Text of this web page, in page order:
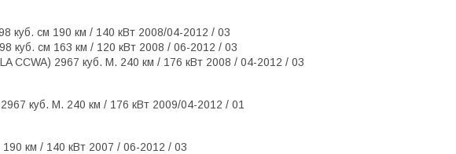
куб. см 190 км / 140 кВт 2008/04-2012 / 03
куб. см 163 км / 120 кВт 2008 / 06-2012 / 03
CCWA) 2967 куб. М. 240 км / 176 кВт 2008 / 04-2012 / 03
куб. М. 240 км / 176 кВт 2009/04-2012 / 01
км / 140 кВт 2007 / 06-2012 / 03